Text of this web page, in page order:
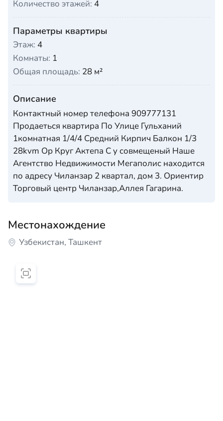
Количество этажей: 4
Параметры квартиры
Этаж: 4
Комнаты: 1
Общая площадь: 28 м²
Описание
Контактный номер телефона 909777131
Продаеться квартира По Улице Гульханий
1комнатная 1/4/4 Средний Кирпич Балкон 1/3
28kvm Ор Круг Актепа С у совмещеный Наше
Агентство Недвижимости Мегаполис находится
по адресу Чиланзар 2 квартал, дом 3. Ориентир
Торговый центр Чиланзар,Аллея Гагарина.
Местонахождение
Узбекистан, Ташкент